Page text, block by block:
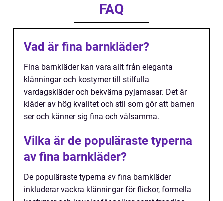
FAQ
Vad är fina barnkläder?
Fina barnkläder kan vara allt från eleganta
klänningar och kostymer till stilfulla
vardagskläder och bekväma pyjamasar. Det är
kläder av hög kvalitet och stil som gör att barnen
ser och känner sig fina och välsamma.
Vilka är de populäraste typerna
av fina barnkläder?
De populäraste typerna av fina barnkläder
inkluderar vackra klänningar för flickor, formella